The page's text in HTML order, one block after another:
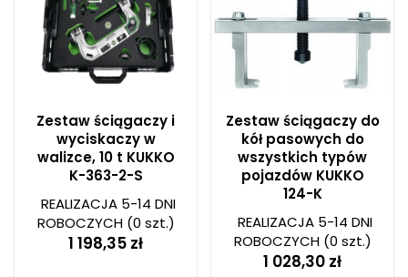
Zestaw ściągaczy i
wyciskaczy w
walizce, 10 t KUKKO
K-363-2-S
REALIZACJA 5-14 DNI
ROBOCZYCH(0 szt.)
1 198,35 zł
Zestaw ściągaczy do
kół pasowych do
wszystkich typów
pojazdów KUKKO
124-K
REALIZACJA 5-14 DNI
ROBOCZYCH(0 szt.)
1 028,30 zł